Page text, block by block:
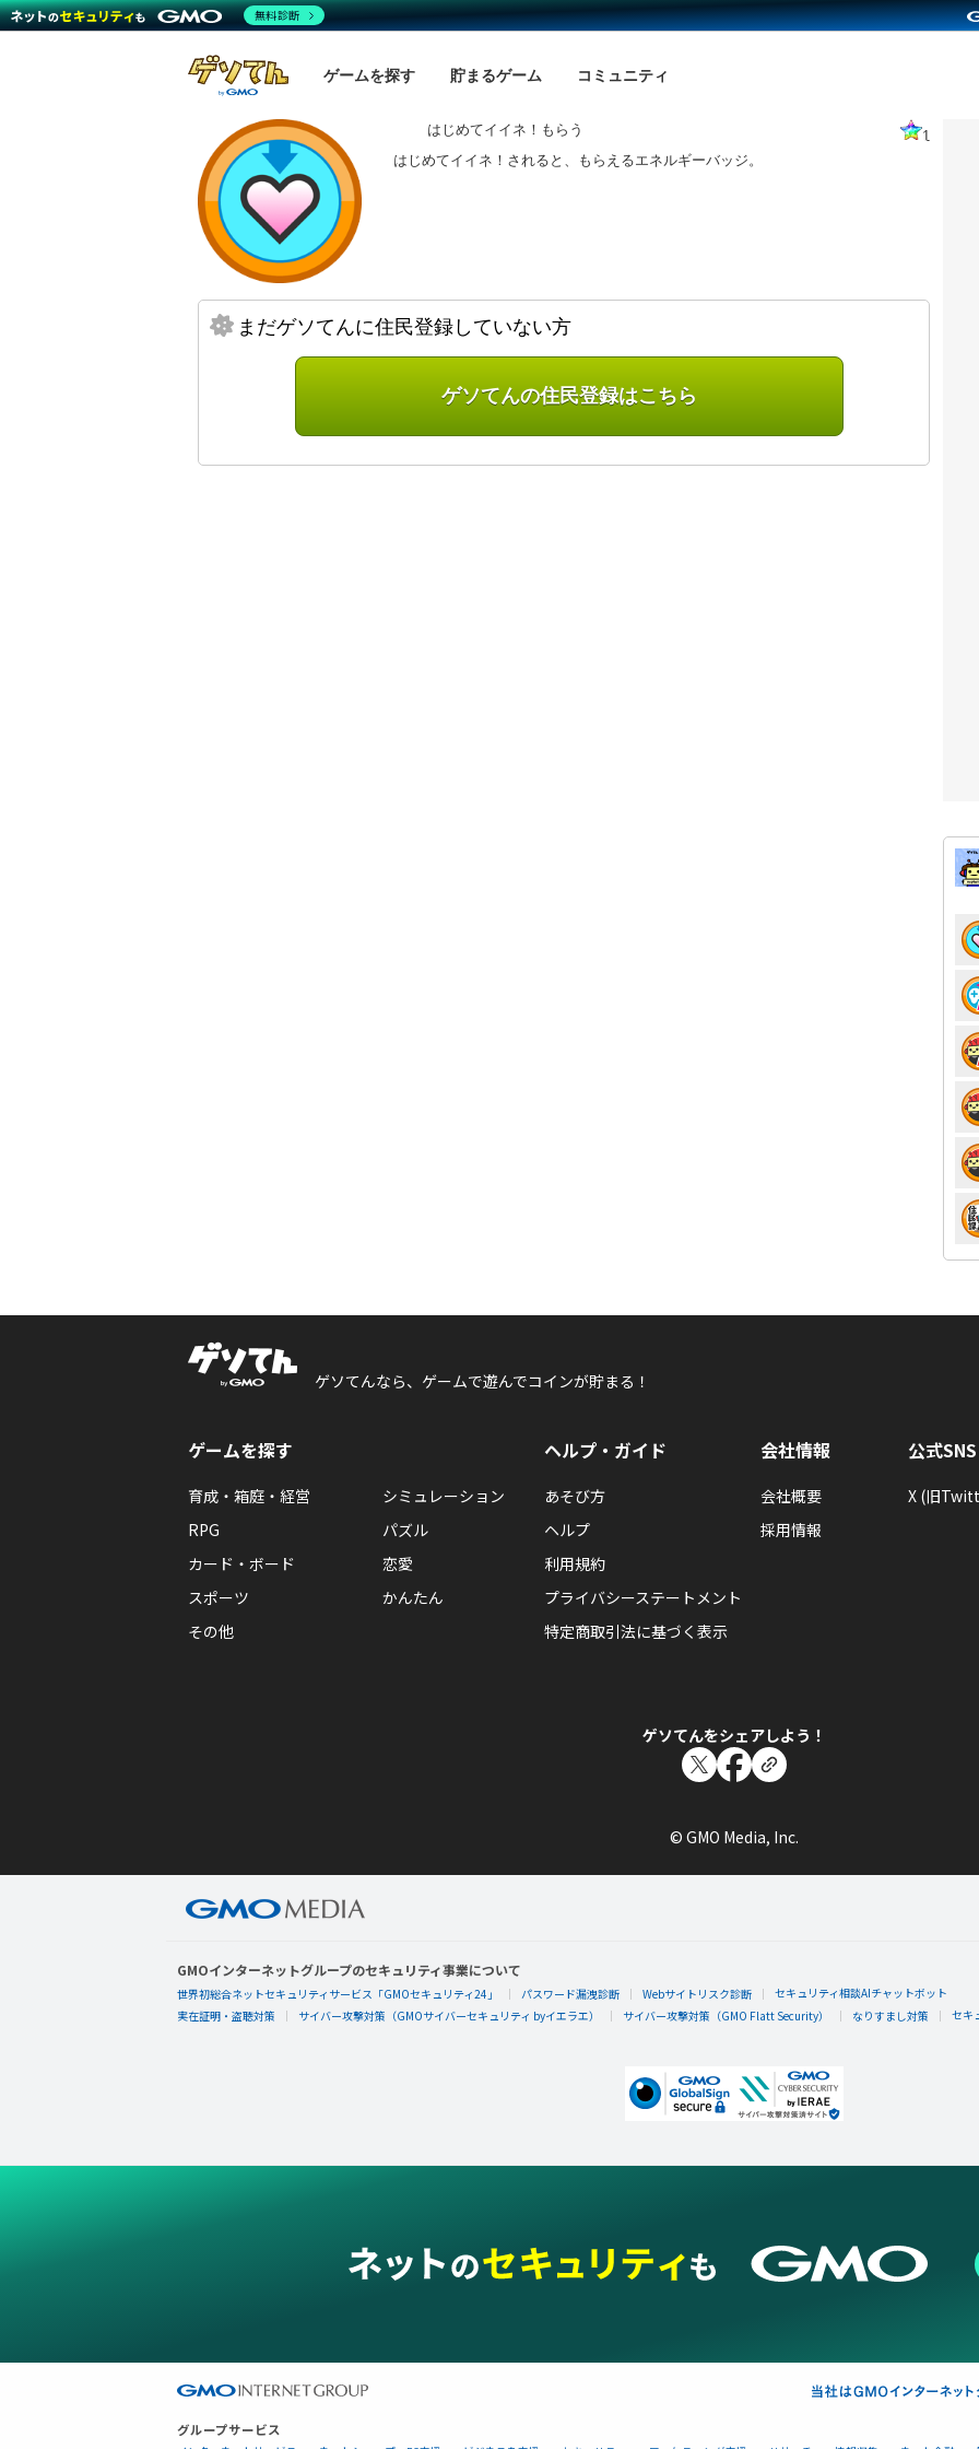
ゲームを探す 貯まるゲーム コミュニティ
はじめてイイネ！もらう
1
はじめてイイネ！されると、もらえるエネルギーバッジ。
まだゲソてんに住民登録していない方
ゲソてんの住民登録はこちら
ゲソてんなら、ゲームで遊んでコインが貯まる！
ゲームを探す
育成・箱庭・経営
シミュレーション
RPG
パズル
カード・ボード
恋愛
スポーツ
かんたん
その他
ヘルプ・ガイド
あそび方
ヘルプ
利用規約
プライバシーステートメント
特定商取引法に基づく表示
会社情報
会社概要
採用情報
公式SNS
X (旧
ゲソてんをシェアしよう！
© GMO Media, Inc.
GMOインターネットグループのセキュリティ事業について
世界初総合ネットセキュリティサービス「GMOセキュリティ24」 パスワード漏洩診断 Webサイトリスク診断
セキュリティ相談AIチャットボット
実在証明・盗聴対策
サイバー攻撃対策（GMOサイバーセキュリティ byイエラエ） サイバー攻撃対策（GMO Flatt Security） なりすまし対策 セキ
グループサービス
無料診断